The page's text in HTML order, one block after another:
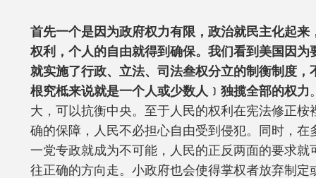
首先一个是因为政府权力有限，政治就民主化起来
权利，个人的自由就得到确保。我们看到美国因为
就实施了行政、立法、司法叁权分立的制衡制度，
根究柢来说就是一个人或少数人﹞独揽全部的权力
大，可以抗衡中央。至于人民的权利在宪法修正桉
确的保障，人民不必担心自由受到侵犯。同时，在
一党专政就成为不可能，人民的正反两面的要求就
往正确的方向走。小政府也会使得掌权者放弃制定